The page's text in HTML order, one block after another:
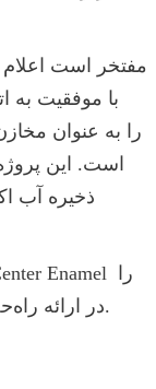
در ارائه راه‌حل‌های ذخیره آب با کیفیت بالا و بادوام به مشتریان در سراسر جهان نشان می‌دهد.